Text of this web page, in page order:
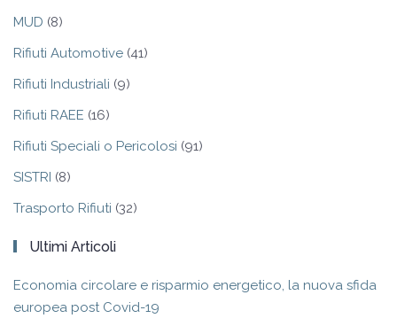
MUD (8)
Rifiuti Automotive (41)
Rifiuti Industriali (9)
Rifiuti RAEE (16)
Rifiuti Speciali o Pericolosi (91)
SISTRI (8)
Trasporto Rifiuti (32)
Ultimi Articoli
Economia circolare e risparmio energetico, la nuova sfida
europea post Covid-19